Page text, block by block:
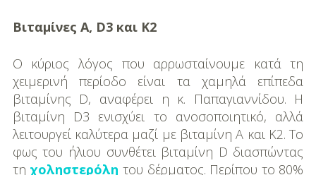
Βιταμίνες Α, D3 και Κ2
Ο κύριος λόγος που αρρωσταίνουμε κατά τη
χειμερινή περίοδο είναι τα χαμηλά επίπεδα
βιταμίνης D, αναφέρει η κ. Παπαγιαννίδου. Η
βιταμίνη D3 ενισχύει το ανοσοποιητικό, αλλά
λειτουργεί καλύτερα μαζί με βιταμίνη Α και Κ2. Το
φως του ήλιου συνθέτει βιταμίνη D διασπώντας
τη χοληστερόλη του δέρματος. Περίπου το 80%